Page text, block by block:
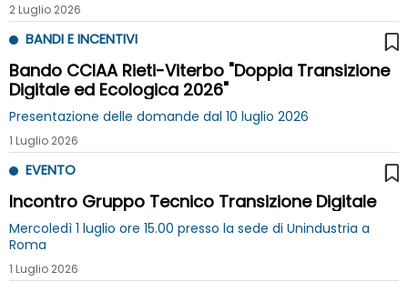
2 Luglio 2026
BANDI E INCENTIVI
Bando CCIAA Rieti-Viterbo "Doppia Transizione
Digitale ed Ecologica 2026"
Presentazione delle domande dal 10 luglio 2026
1 Luglio 2026
EVENTO
Incontro Gruppo Tecnico Transizione Digitale
Mercoledì 1 luglio ore 15.00 presso la sede di Unindustria a
Roma
1 Luglio 2026